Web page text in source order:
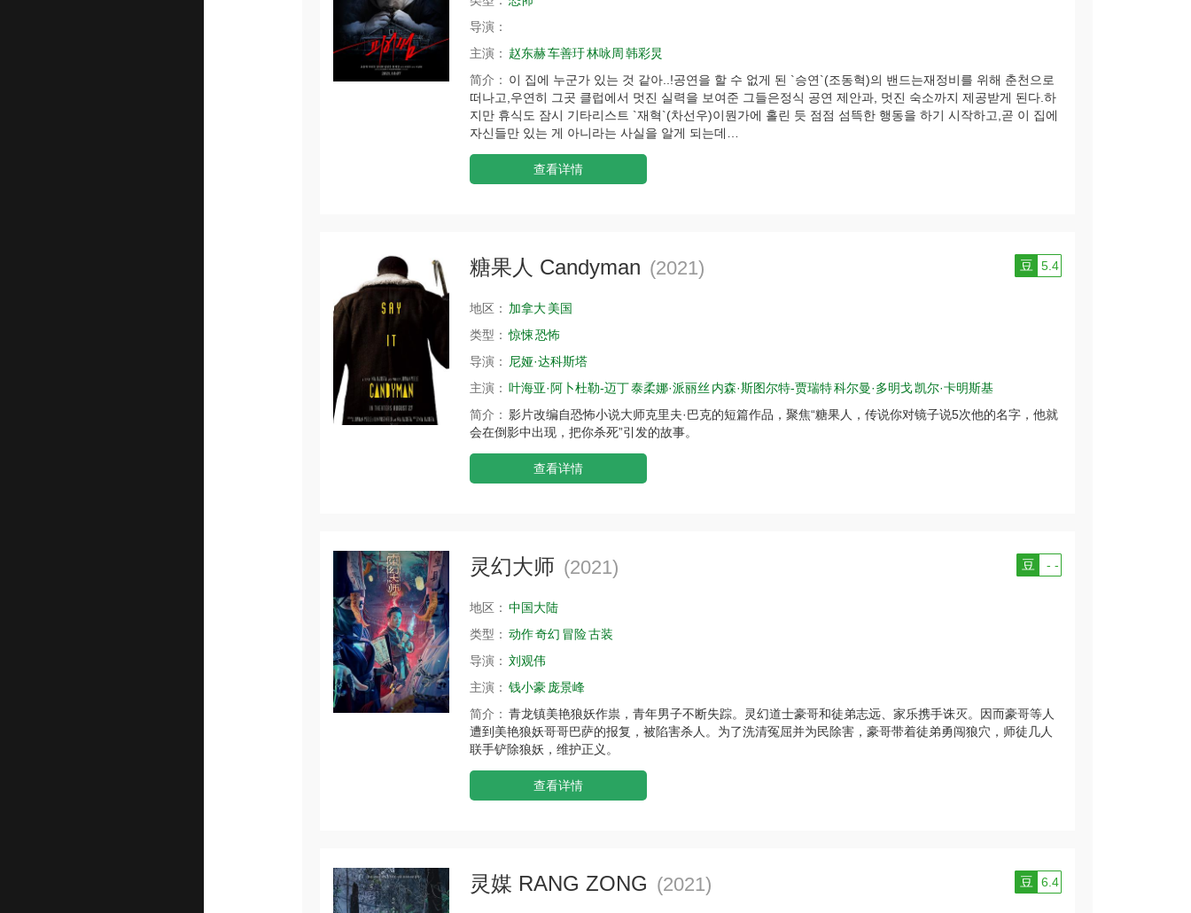
导演：
主演： 赵东赫车善玗林咏周 韩彩炅
简介： 이 집에 누군가 있는 것 같아..!공연을 할 수 없게 된 `승연`(조동혁)의 밴드는재정비를 위해 춘천으로
떠나고,우연히 그곳 클럽에서 멋진 실력을 보여준 그들은정식 공연 제안과, 멋진 숙소까지 제공받게 된다.하
지만 휴식도 잠시 기타리스트 `재혁`(차선우)이뭔가에 홀린 듯 점점 섬뜩한 행동을 하기 시작하고,곧 이 집에
자신들만 있는 게 아니라는 사실을 알게 되는데…
查看详情
糖果人 Candyman (2021) 豆 5.4
地区： 加拿大美国
类型： 惊悚恐怖
导演： 尼娅·达科斯塔
主演： 叶海亚·阿卜杜勒-迈丁泰柔娜·派丽丝 内森·斯图尔特-贾瑞特科尔曼·多明戈凯尔·卡明斯基
简介： 影片改编自恐怖小说大师克里夫·巴克的短篇作品，聚焦“糖果人，传说你对镜子说5次他的名字，他就
会在倒影中出现，把你杀死”引发的故事。
查看详情
灵幻大师 (2021) 豆 - -
地区： 中国大陆
类型： 动作奇幻 冒险古装
导演： 刘观伟
主演： 钱小豪 庞景峰
简介： 青龙镇美艳狼妖作祟，青年男子不断失踪。灵幻道士豪哥和徒弟志远、家乐携手诛灭。因而豪哥等人
遭到美艳狼妖哥哥巴萨的报复，被陷害杀人。为了洗清冤屈并为民除害，豪哥带着徒弟勇闯狼穴，师徒几人
联手铲除狼妖，维护正义。
查看详情
灵媒 RANG ZONG (2021) 豆 6.4